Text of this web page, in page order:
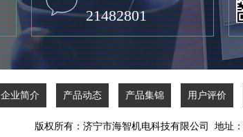
21482801
企业简介 产品动态 产品集锦 用户评价
版权所有：济宁市海智机电科技有限公司 地址